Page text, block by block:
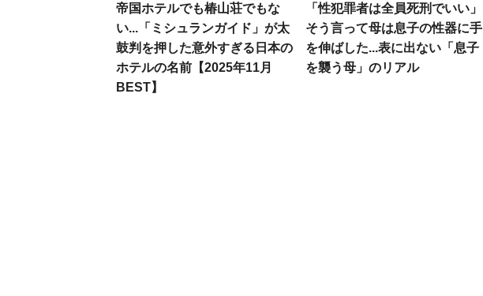
帝国ホテルでも椿山荘でもな
い...「ミシュランガイド」が太
鼓判を押した意外すぎる日本の
ホテルの名前【2025年11月
BEST】
「性犯罪者は全員死刑でいい」
そう言って母は息子の性器に手
を伸ばした...表に出ない「息子
を襲う母」のリアル